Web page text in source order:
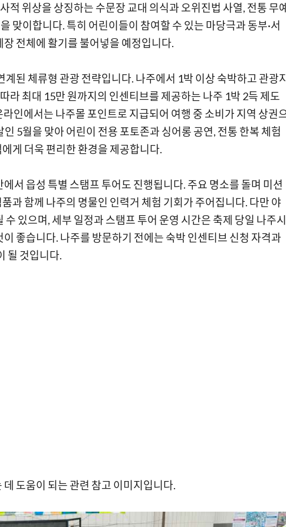
적 위상을 상징하는 수문장 교대 의식과 오위진법 사열, 전통 무
맞이합니다. 특히 어린이들이 참여할 수 있는 마당극과 동부·서
전체에 활기를 불어넣을 예정입니다.
된 체류형 관광 전략입니다. 나주에서 1박 이상 숙박하고 관광
라 최대 15만 원까지의 인센티브를 제공하는 나주 1박 2득 제도
인에서는 나주몰 포인트로 지급되어 여행 중 소비가 지역 상권
5월을 맞아 어린이 전용 포토존과 싱어롱 공연, 전통 한복 체험
게 더욱 편리한 환경을 제공합니다.
서 읍성 특별 스탬프 투어도 진행됩니다. 주요 명소를 돌며 미션
과 함께 나주의 명물인 인력거 체험 기회가 주어집니다. 다만 야
있으며, 세부 일정과 스탬프 투어 운영 시간은 축제 당일 나주시
좋습니다. 나주를 방문하기 전에는 숙박 인센티브 신청 자격과
될 것입니다.
도움이 되는 관련 참고 이미지입니다.